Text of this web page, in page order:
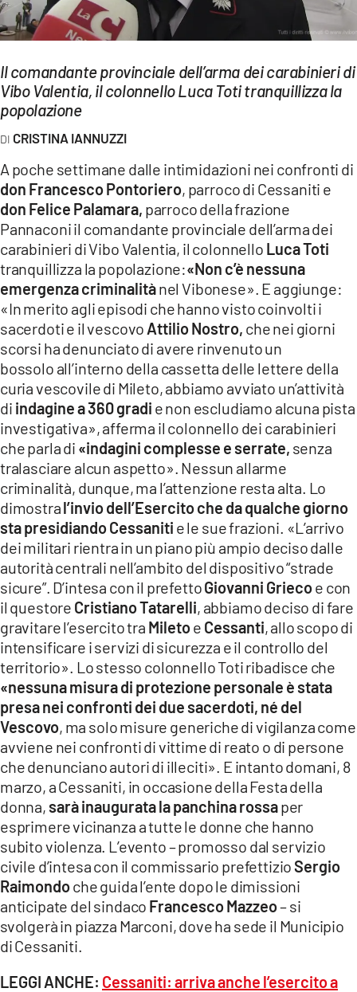
Streaming
LAC TV
LAC NETWORK
LAC ONAIR
Network
LACPLAY.IT
LACTV.IT
LACONAIR.IT
LACITYMAG.IT
ILREGGINO.IT
COSENZACHANNEL.IT
ILVIBONESE.IT
CATANZAROCHANNEL.IT
LACAPITALENEWS.IT
App
ANDROID
APPLE
Il comandante provinciale dell’arma dei carabinieri di
Vibo Valentia, il colonnello Luca Toti tranquillizza la
popolazione
CRISTINA IANNUZZI
A poche settimane dalle intimidazioni nei confronti di
don Francesco Pontoriero, parroco di Cessaniti e
don Felice Palamara, parroco della frazione
Pannaconi il comandante provinciale dell’arma dei
carabinieri di Vibo Valentia, il colonnello Luca Toti
tranquillizza la popolazione:«Non c’è nessuna
emergenza criminalitànel Vibonese». E aggiunge:
«In merito agli episodi che hanno visto coinvolti i
sacerdoti e il vescovo Attilio Nostro, che nei giorni
scorsi ha denunciato di avere rinvenuto un
bossolo all’interno della cassetta delle lettere della
curia vescovile di Mileto, abbiamo avviato un’attività
di indagine a 360 gradi e non escludiamo alcuna pista
investigativa», afferma il colonnello dei carabinieri
che parla di «indagini complesse e serrate, senza
tralasciare alcun aspetto». Nessun allarme
criminalità, dunque, ma l’attenzione resta alta. Lo
dimostral’invio dell’Esercito che da qualche giorno
sta presidiando Cessaniti e le sue frazioni. «L’arrivo
dei militari rientra in un piano più ampio deciso dalle
autorità centrali nell’ambito del dispositivo “strade
sicure”. D’intesa con il prefettoGiovanni Griecoe con
il questore Cristiano Tatarelli, abbiamo deciso di fare
gravitare l’esercito tra Miletoe Cessanti, allo scopo di
intensificare i servizi di sicurezza e il controllo del
territorio». Lo stesso colonnello Toti ribadisce che
«nessuna misura di protezione personale è stata
presa nei confronti dei due sacerdoti, né del
Vescovo, ma solo misure generiche di vigilanza come
avviene nei confronti di vittime di reato o di persone
che denunciano autori di illeciti». E intanto domani, 8
marzo, a Cessaniti, in occasione della Festa della
donna, sarà inaugurata la panchina rossaper
esprimere vicinanza a tutte le donne che hanno
subito violenza. L’evento – promosso dal servizio
civile d’intesa con il commissario prefettizioSergio
Raimondoche guida l’ente dopo le dimissioni
anticipate del sindaco Francesco Mazzeo– si
svolgerà in piazza Marconi, dove ha sede il Municipio
di Cessaniti.
LEGGI ANCHE: Cessaniti: arriva anche l’esercito a